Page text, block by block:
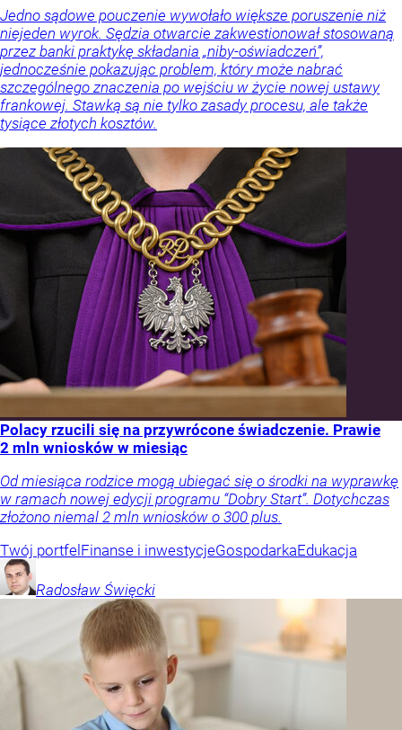
Jedno sądowe pouczenie wywołało większe poruszenie niż
niejeden wyrok. Sędzia otwarcie zakwestionował stosowaną
przez banki praktykę składania „niby-oświadczeń”,
jednocześnie pokazując problem, który może nabrać
szczególnego znaczenia po wejściu w życie nowej ustawy
frankowej. Stawką są nie tylko zasady procesu, ale także
tysiące złotych kosztów.
Polacy rzucili się na przywrócone świadczenie. Prawie
2 mln wniosków w miesiąc
Od miesiąca rodzice mogą ubiegać się o środki na wyprawkę
w ramach nowej edycji programu “Dobry Start”. Dotychczas
złożono niemal 2 mln wniosków o 300 plus.
Twój portfelFinanse i inwestycjeGospodarkaEdukacja
Radosław Święcki